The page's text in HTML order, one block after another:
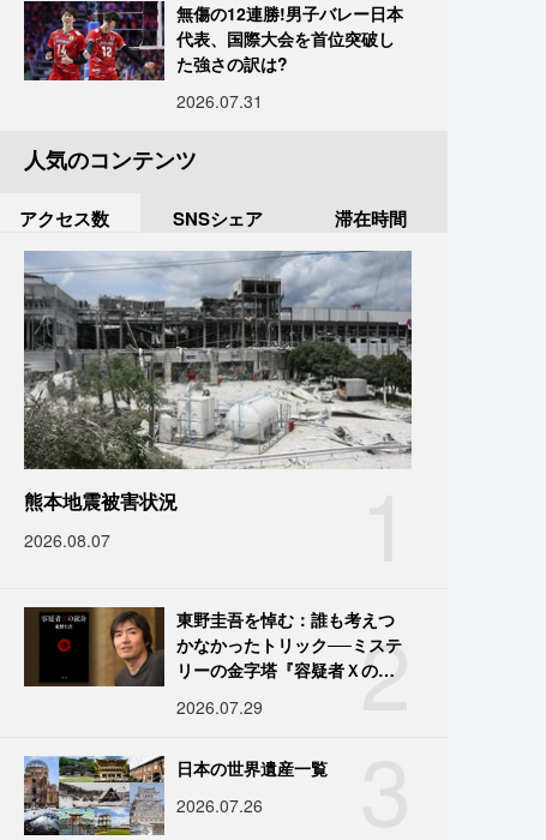
無傷の12連勝!男子バレー日本
代表、国際大会を首位突破し
た強さの訳は?
2026.07.31
人気のコンテンツ
アクセス数 SNSシェア 滞在時間
熊本地震被害状況
2026.08.07
2
東野圭吾を悼む：誰も考えつ
かなかったトリック──ミステ
リーの金字塔『容疑者Ｘの献
2026.07.29
日本の世界遺産一覧
2026.07.26